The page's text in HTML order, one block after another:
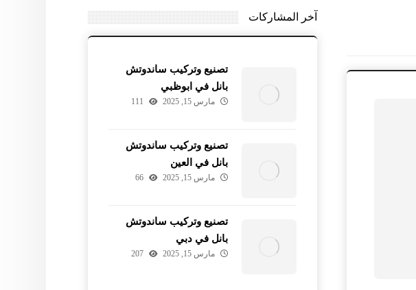
آخر المشاركات
تصنيع وتركيب ساندوتش
بانل في ابوظبي
مارس 15, 2025 111
تصنيع وتركيب ساندوتش
بانل في العين
مارس 15, 2025 66
تصنيع وتركيب ساندوتش
بانل في دبي
مارس 15, 2025 207